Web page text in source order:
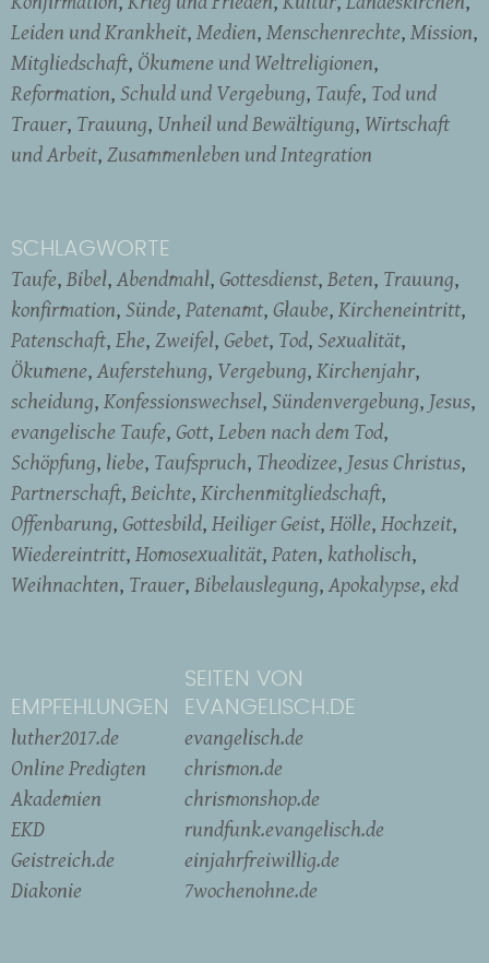
Leiden und Krankheit Medien Menschenrechte Mission
Mitgliedschaft Ökumene und Weltreligionen
Reformation Schuld und Vergebung Taufe Tod und
Trauer Trauung Unheil und Bewältigung Wirtschaft
und Arbeit Zusammenleben und Integration
SCHLAGWORTE
Taufe Bibel Abendmahl Gottesdienst Beten Trauung
konfirmation Sünde Patenamt Glaube Kircheneintritt
Patenschaft Ehe Zweifel Gebet Tod Sexualität
Ökumene Auferstehung Vergebung Kirchenjahr
scheidung Konfessionswechsel Sündenvergebung Jesus
evangelische Taufe Gott Leben nach dem Tod
Schöpfung liebe Taufspruch Theodizee Jesus Christus
Partnerschaft Beichte Kirchenmitgliedschaft
Offenbarung Gottesbild Heiliger Geist Hölle Hochzeit
Wiedereintritt Homosexualität Paten katholisch
Weihnachten Trauer Bibelauslegung Apokalypse ekd
EMPFEHLUNGEN
luther2017.de
Online Predigten
Akademien
EKD
Geistreich.de
Diakonie
SEITEN VON
EVANGELISCH.DE
evangelisch.de
chrismon.de
chrismonshop.de
rundfunk.evangelisch.de
einjahrfreiwillig.de
7wochenohne.de